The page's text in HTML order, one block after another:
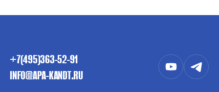
+7(495)363-52-91
INFO@APA-KANDT.RU